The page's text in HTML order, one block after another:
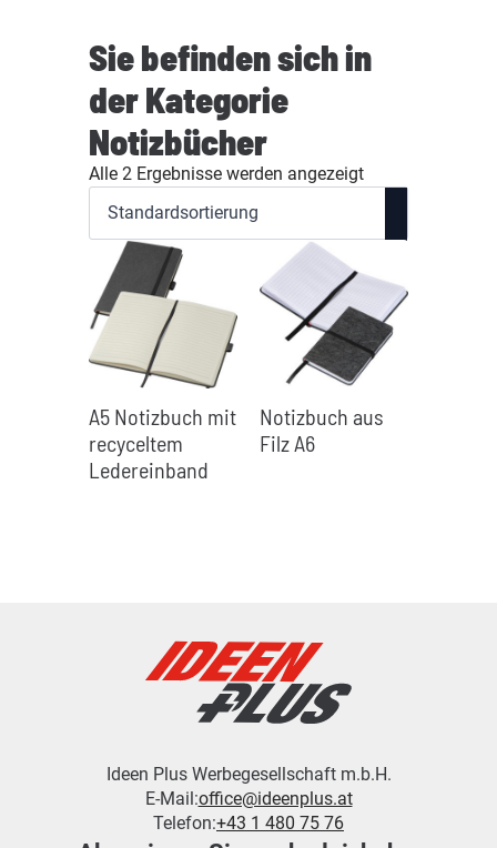
Sie befinden sich in
der Kategorie
Notizbücher
Alle 2 Ergebnisse werden angezeigt
A5 Notizbuch mit
recyceltem
Ledereinband
Notizbuch aus
Filz A6
Ideen Plus Werbegesellschaft m.b.H.
E-Mail:office@ideenplus.at
Telefon:+43 1 480 75 76